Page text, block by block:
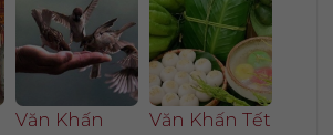
Văn Khấn
Văn Khấn Tết